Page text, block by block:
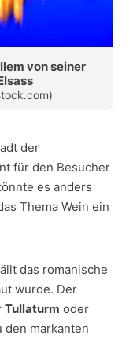
von seiner
der
für den Besucher
es anders
Thema Wein ein
das romanische
wurde. Der
Tullaturm oder
markanten